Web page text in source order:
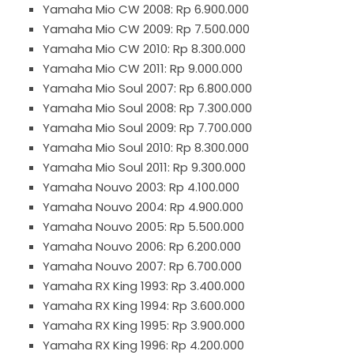
Yamaha Mio CW 2008: Rp 6.900.000
Yamaha Mio CW 2009: Rp 7.500.000
Yamaha Mio CW 2010: Rp 8.300.000
Yamaha Mio CW 2011: Rp 9.000.000
Yamaha Mio Soul 2007: Rp 6.800.000
Yamaha Mio Soul 2008: Rp 7.300.000
Yamaha Mio Soul 2009: Rp 7.700.000
Yamaha Mio Soul 2010: Rp 8.300.000
Yamaha Mio Soul 2011: Rp 9.300.000
Yamaha Nouvo 2003: Rp 4.100.000
Yamaha Nouvo 2004: Rp 4.900.000
Yamaha Nouvo 2005: Rp 5.500.000
Yamaha Nouvo 2006: Rp 6.200.000
Yamaha Nouvo 2007: Rp 6.700.000
Yamaha RX King 1993: Rp 3.400.000
Yamaha RX King 1994: Rp 3.600.000
Yamaha RX King 1995: Rp 3.900.000
Yamaha RX King 1996: Rp 4.200.000